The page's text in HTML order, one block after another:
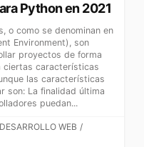
Python en 2021
o como se denominan en
Environment), son
proyectos de forma
ciertas características
las características
son: La finalidad última
puedan...
DESARROLLO WEB /